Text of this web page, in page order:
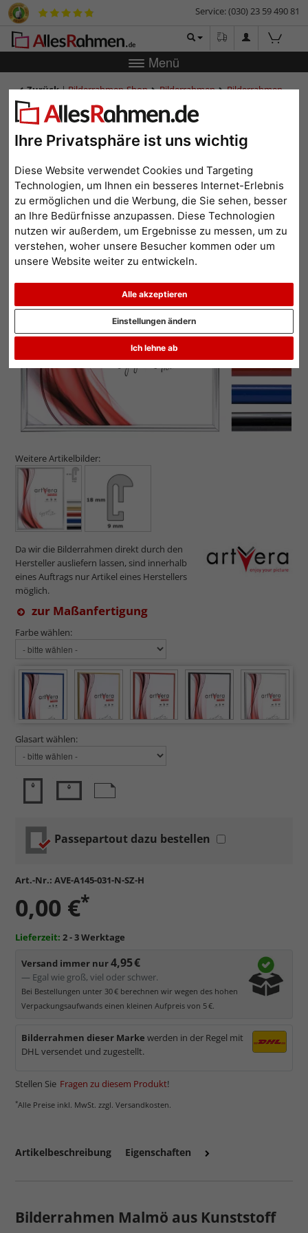
Ihre Privatsphäre ist uns wichtig
Diese Website verwendet Cookies und Targeting
Technologien, um Ihnen ein besseres Internet-Erlebnis
zu ermöglichen und die Werbung, die Sie sehen, besser
an Ihre Bedürfnisse anzupassen. Diese Technologien
nutzen wir außerdem, um Ergebnisse zu messen, um zu
verstehen, woher unsere Besucher kommen oder um
unsere Website weiter zu entwickeln.
Alle akzeptieren
Ich lehne ab
Einstellungen ändern
Service: (030) 23 59 490 81
Menü
Zurück|Bilderrahmen-Shop Bilderrahmen
Bilderrahmen
Kunststoff
Bilderrahmen Malmö aus Kunststoff - Maßanfertigung
Bilderrahmen Malmö aus
Kunststoff - Maßanfertigung
Zurück
Weitere Artikelbilder:
Da wir die Bilderrahmen direkt durch den
Hersteller ausliefern lassen, sind innerhalb
eines Auftrags nur Artikel eines Herstellers
möglich.
zur Maßanfertigung
Farbe wählen:
Glasart wählen:
Passepartout dazu bestellen
Art.-Nr.: AVE-A145-031-N-SZ-H
0,00 €*
Lieferzeit: 2 - 3 Werktage
Versand immer nur4,95 €
— Egal wie groß, viel oder schwer.
Bei Bestellungen unter 30 € berechnen wir wegen des hohen
Verpackungsaufwands einen kleinen Aufpreis von 5 €.
Bilderrahmen dieser Marke werden in der Regel mit
DHL versendet und zugestellt.
Stellen Sie Fragen zu diesem Produkt!
*Alle Preise inkl. MwSt. zzgl. Versandkosten.
Artikelbeschreibung Eigenschaften
Bilderrahmen Malmö aus Kunststoff